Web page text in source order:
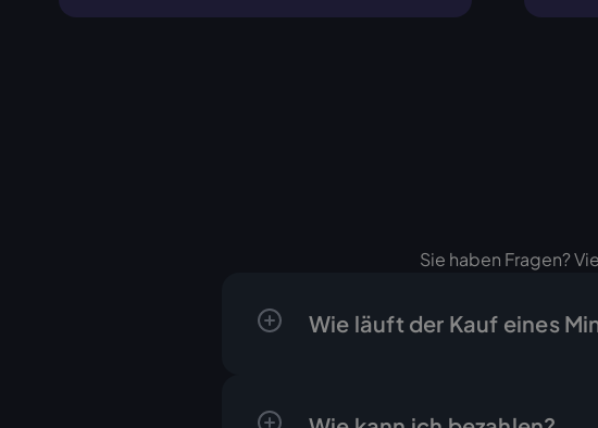
Sie haben Fragen?
Wie läuft der Kauf eines
ein schriftliches Angebot mit